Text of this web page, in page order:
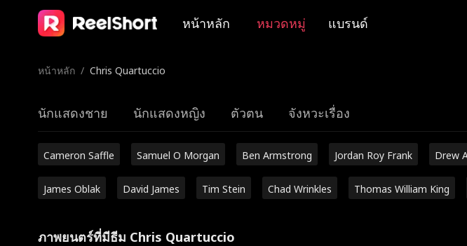
หน้าหลัก หมวดหมู่ แบรนด์
หน้าหลัก / Chris Quartuccio
นักแสดงชาย นักแสดงหญิง ตัวตน จังหวะเรื่อง
Cameron Saffle Samuel O Morgan Ben Armstrong Jordan Roy Frank Drew
James Oblak David James Tim Stein Chad Wrinkles Thomas William King
ภาพยนตร์ที่มีธีม Chris Quartuccio